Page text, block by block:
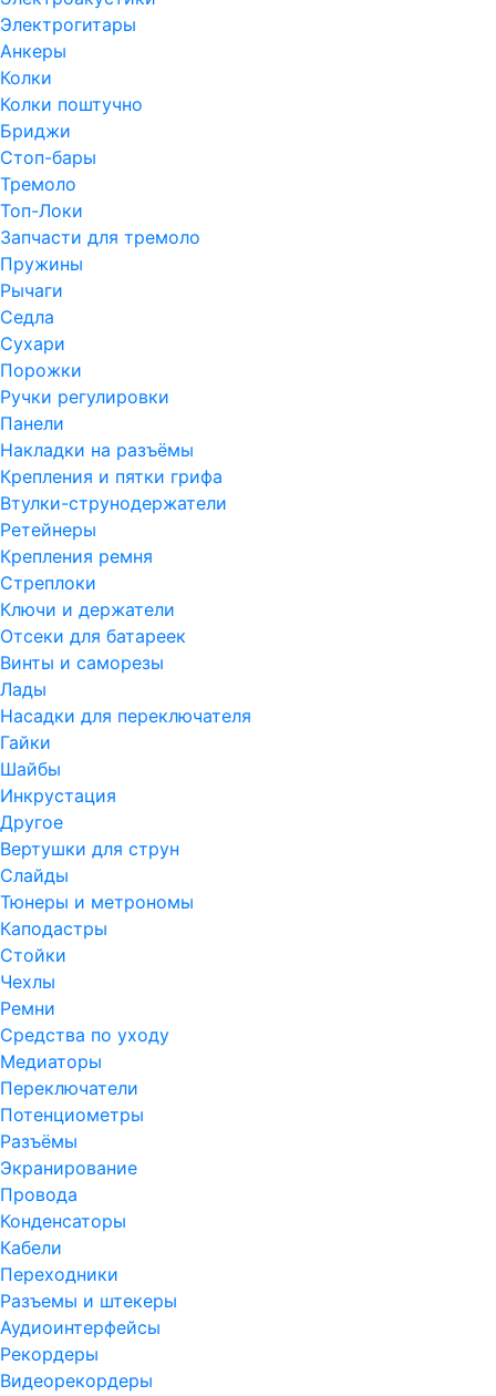
Электрогитары
Анкеры
Колки
Колки поштучно
Бриджи
Стоп-бары
Тремоло
Топ-Локи
Запчасти для тремоло
Пружины
Рычаги
Седла
Сухари
Порожки
Ручки регулировки
Панели
Накладки на разъёмы
Крепления и пятки грифа
Втулки-струнодержатели
Ретейнеры
Крепления ремня
Стреплоки
Ключи и держатели
Отсеки для батареек
Винты и саморезы
Лады
Насадки для переключателя
Гайки
Шайбы
Инкрустация
Другое
Вертушки для струн
Слайды
Тюнеры и метрономы
Каподастры
Стойки
Чехлы
Ремни
Средства по уходу
Медиаторы
Переключатели
Потенциометры
Разъёмы
Экранирование
Провода
Конденсаторы
Кабели
Переходники
Разъемы и штекеры
Аудиоинтерфейсы
Рекордеры
Видеорекордеры